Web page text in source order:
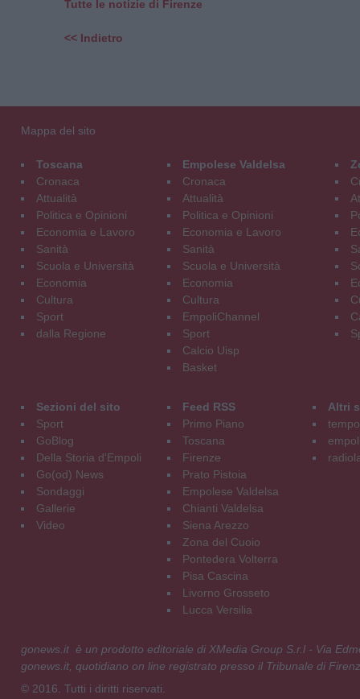
Tutte le notizie di Firenze
<< Indietro
Mappa del sito
Toscana
Cronaca
Attualità
Politica e Opinioni
Economia e Lavoro
Sanità
Scuola e Università
Economia
Cultura
Sport
dalla Regione
Empolese Valdelsa
Cronaca
Attualità
Politica e Opinioni
Economia e Lavoro
Sanità
Scuola e Università
Economia
Cultura
EmpoliChannel
Sport
Calcio Uisp
Basket
Sezioni del sito
Sport
GoBlog
Della Storia d'Empoli
Go(od) News
Sondaggi
Gallerie
Video
Feed RSS
Primo Piano
Toscana
Firenze
Prato Pistoia
Empolese Valdelsa
Chianti Valdelsa
Siena Arezzo
Zona del Cuoio
Pontedera Volterra
Pisa Cascina
Livorno Grosseto
Lucca Versilia
Altri
gonews.it è un prodotto editoriale di XMedia Group S.r.l - Via
gonews.it, quotidiano on line registrato presso il Tribunale di
© 2016. Tutti i diritti riservati.